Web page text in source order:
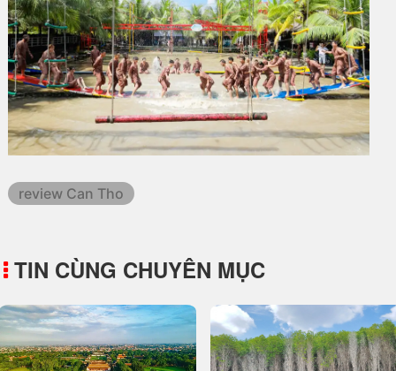
review Can Tho
TIN CÙNG CHUYÊN MỤC